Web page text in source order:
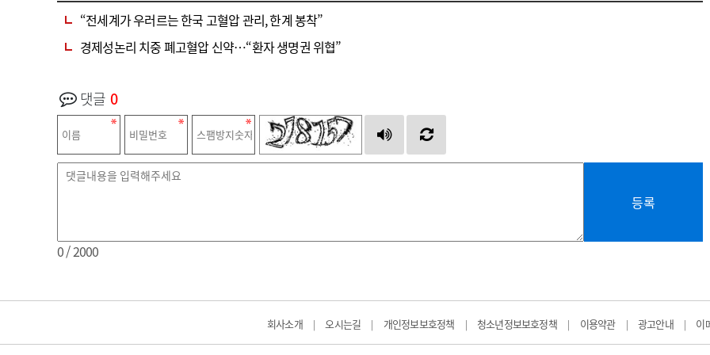
“전세계가 우러르는 한국 고혈압 관리, 한계 봉착”
경제성논리 치중 폐고혈압 신약…“환자 생명권 위협”
댓글 0
등록
0/ 2000
회사소개 | 오시는길 | 개인정보보호정책 | 청소년정보보호정책 | 이용약관 | 광고안내 | 이